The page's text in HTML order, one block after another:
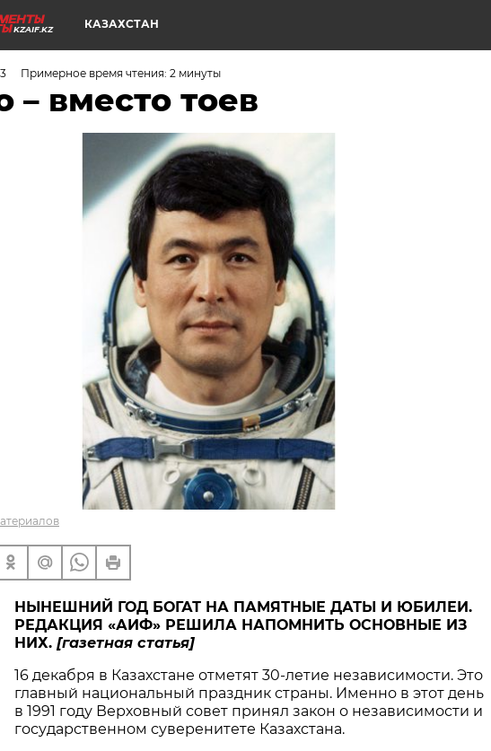
KZAIF.KZ КАЗАХСТАН
Примерное время чтения: 2 минуты
– вместо тоев
НЫНЕШНИЙ ГОД БОГАТ НА ПАМЯТНЫЕ ДАТЫ И ЮБИЛЕИ.
РЕДАКЦИЯ «АИФ» РЕШИЛА НАПОМНИТЬ ОСНОВНЫЕ ИЗ
НИХ. [газетная статья]
16 декабря в Казахстане отметят 30-летие независимости. Это
главный национальный праздник страны. Именно в этот день
в 1991 году Верховный совет принял закон о независимости и
государственном суверенитете Казахстана.